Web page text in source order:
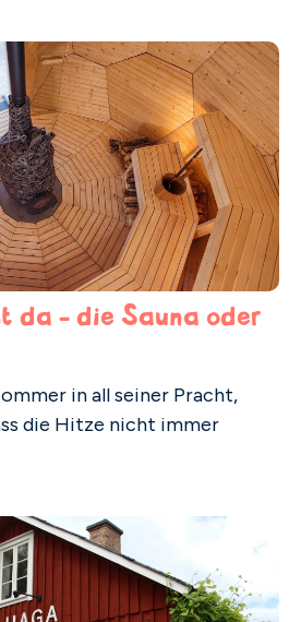
da - die Sauna oder
in all seiner Pracht,
die Hitze nicht immer